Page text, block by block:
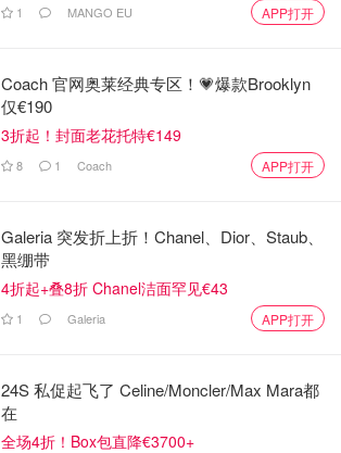
1 MANGO EU APP打开
Coach 官网奥莱经典专区！💗爆款Brooklyn
仅€190
3折起！封面老花托特€149
8 1 Coach APP打开
Galeria 突发折上折！Chanel、Dior、Staub、
黑绷带
4折起+叠8折 Chanel洁面罕见€43
1 Galeria APP打开
24S 私促起飞了 Celine/Moncler/Max Mara都
在
全场4折！Box包直降€3700+